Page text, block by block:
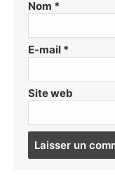
Nom *
E-mail *
Site web